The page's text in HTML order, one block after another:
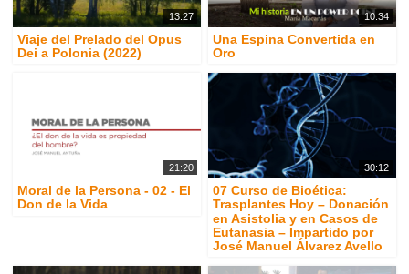
13:27
Viaje del Prelado del Opus
Dei a Polonia (2022)
10:34
Una Espina Convertida en
Oro
21:20
Moral de la Persona - 02 - El
Don de la Vida
30:12
07 Curso de Bioética:
Trasplantes Hoy – Donación
en Asistolia y en Casos de
Eutanasia – Impartido por
José Manuel Álvarez Avello